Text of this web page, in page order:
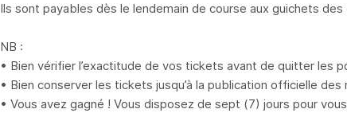
Ils sont payables dès le lendemain de course aux guichets
NB :
• Bien vérifier l’exactitude de vos tickets avant de quitter les
• Bien conserver les tickets jusqu’à la publication officielle des
• Vous avez gagné ! Vous disposez de sept (7) jours pour